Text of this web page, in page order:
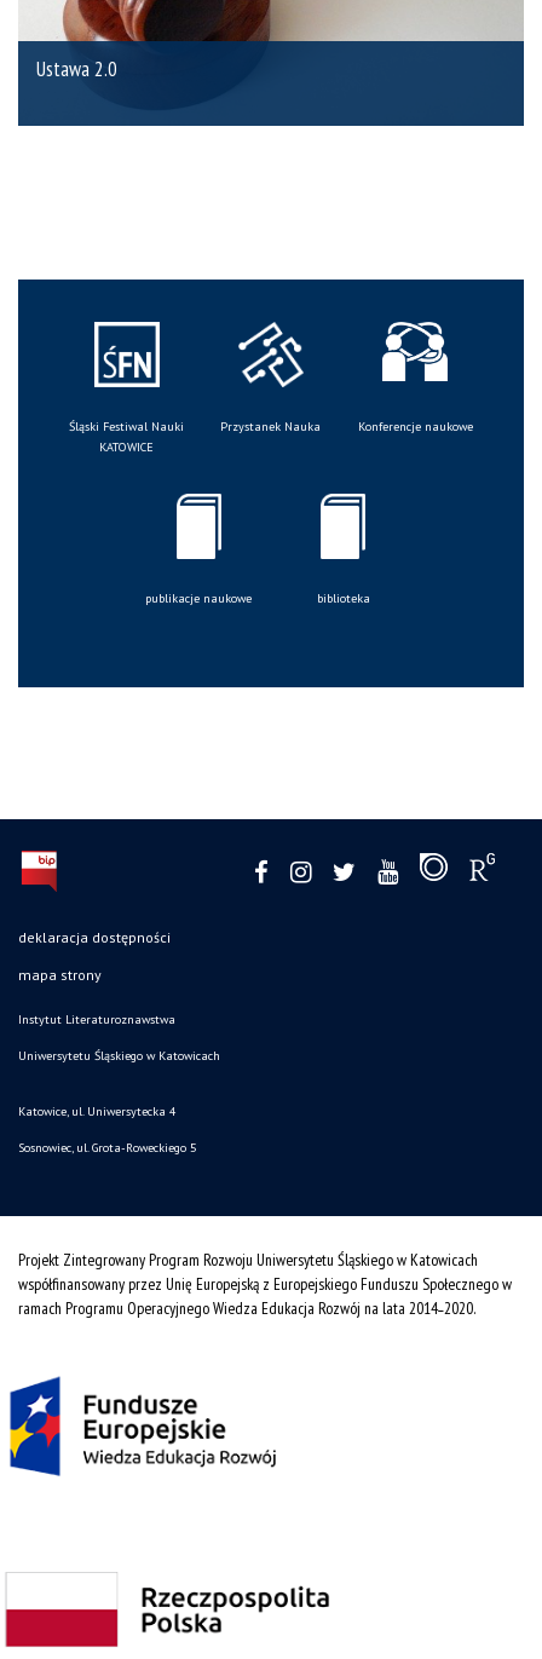
Ustawa 2.0
Śląski Festiwal Nauki
KATOWICE
Przystanek Nauka Konferencje naukowe
publikacje naukowe biblioteka
deklaracja dostępności
mapa strony
Instytut Literaturoznawstwa
Uniwersytetu Śląskiego w Katowicach
Katowice, ul. Uniwersytecka 4
Sosnowiec, ul. Grota-Roweckiego 5
Projekt Zintegrowany Program Rozwoju Uniwersytetu Śląskiego w Katowicach
współfinansowany przez Unię Europejską z Europejskiego Funduszu Społecznego w
ramach Programu Operacyjnego Wiedza Edukacja Rozwój na lata 2014˗2020.